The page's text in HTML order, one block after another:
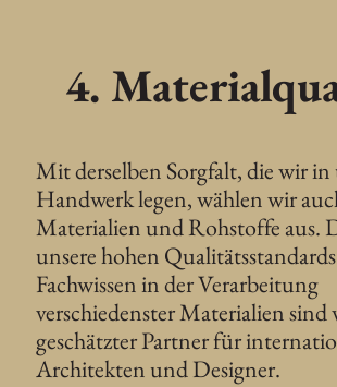
4.
Mit derselben Sorgfalt, die wir in
Handwerk legen, wählen wir
Materialien und Rohstoffe aus.
unsere hohen
Fachwissen in der Verarbeitung
verschiedenster Materialien sind
geschätzter Partner für
Architekten und Designer.